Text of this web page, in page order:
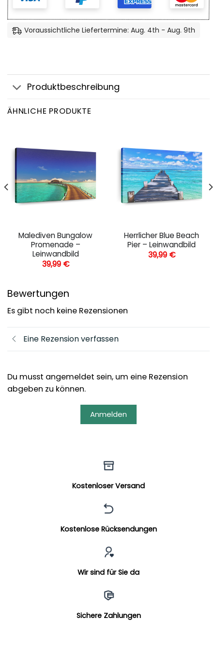
Voraussichtliche Liefertermine: Aug. 4th - Aug. 9th
Produktbeschreibung
ÄHNLICHE PRODUKTE
Malediven Bungalow
Promenade –
Leinwandbild
39,99 €
Herrlicher Blue Beach
Pier – Leinwandbild
39,99 €
Bewertungen
Es gibt noch keine Rezensionen
Eine Rezension verfassen
Du musst angemeldet sein, um eine Rezension
abgeben zu können.
Anmelden
Kostenloser Versand
Kostenlose Rücksendungen
Wir sind für Sie da
Sichere Zahlungen